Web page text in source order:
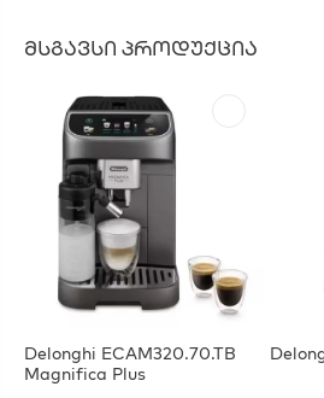
ᲛᲡᲒᲐᲕᲡᲘ ᲞᲠᲝᲓᲣᲥᲪᲘᲐ
Delonghi ECAM320.70.TB
Magnifica Plus